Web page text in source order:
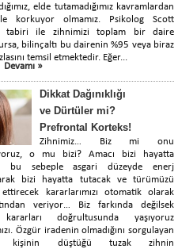
elde tutamadığımız kavramlardan
korkuyor olmamız. Psikolog Scott
tabiri ile zihnimizi toplam bir daire
bilinçaltı bu dairenin %95 veya biraz
temsil etmektedir. Eğer...
Devamı »
Dikkat Dağınıklığı
ve Dürtüler mi?
Prefrontal Korteks!
Zihnimiz… Biz mi onu
o mu bizi? Amacı bizi hayatta
bu sebeple asgari düzeyde enerj
bizi hayatta tutacak ve türümüzü
kararlarımızı otomatik olarak
veriyor… Biz farkında değilsek
doğrultusunda yaşıyoruz
Özgür iradenin olmadığını sorgulayan
kişinin düştüğü tuzak zihnin